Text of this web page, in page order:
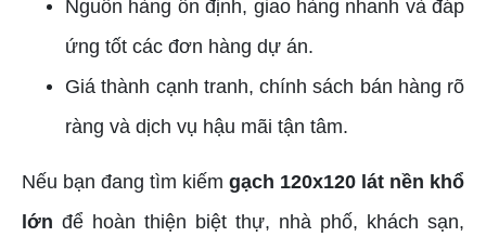
Nguồn hàng ổn định, giao hàng nhanh và đáp
ứng tốt các đơn hàng dự án.
Giá thành cạnh tranh, chính sách bán hàng rõ
ràng và dịch vụ hậu mãi tận tâm.
Nếu bạn đang tìm kiếm gạch 120x120 lát nền khổ
lớn để hoàn thiện biệt thự, nhà phố, khách sạn,